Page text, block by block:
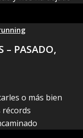
– PASADO,
o más bien